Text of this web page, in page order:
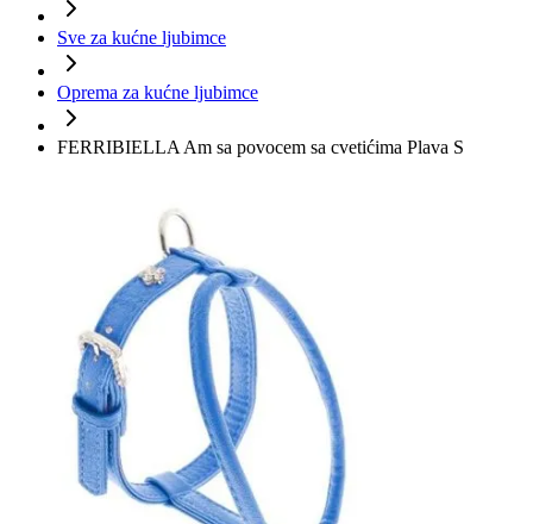
Sve za kućne ljubimce
Oprema za kućne ljubimce
FERRIBIELLA Am sa povocem sa cvetićima Plava S